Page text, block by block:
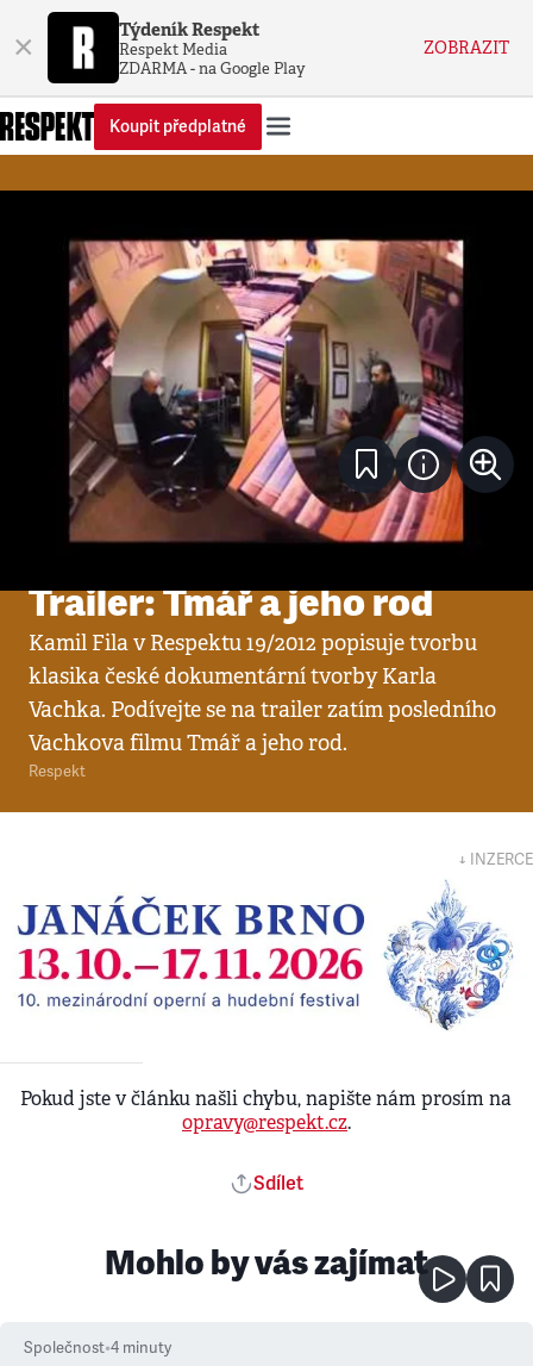
× Týdeník Respekt
Respekt Media
ZDARMA - na Google Play
ZOBRAZIT
Koupit předplatné
Trailer: Tmář a jeho rod
Kamil Fila v Respektu 19/2012 popisuje tvorbu
klasika české dokumentární tvorby Karla
Vachka. Podívejte se na trailer zatím posledního
Vachkova filmu Tmář a jeho rod.
Respekt
↓ INZERCE
Pokud jste v článku našli chybu, napište nám prosím na
opravy@respekt.cz.
Sdílet
Mohlo by vás zajímat
Společnost•4 minuty